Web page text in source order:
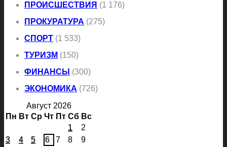
ПРОИСШЕСТВИЯ (1 176)
ПРОКУРАТУРА (275)
СПОРТ (1 533)
ТУРИЗМ (150)
ФИНАНСЫ (300)
ЭКОНОМИКА (726)
Август 2026
Пн Вт Ср Чт Пт Сб Вс
1
2
3
4 5 6 7 8
9